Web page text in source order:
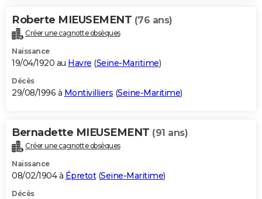
Roberte MIEUSEMENT (76 ans)
Créer une cagnotte obsèques
Naissance
19/04/1920 au Havre (Seine-Maritime)
Décès
29/08/1996 à Montivilliers (Seine-Maritime)
Bernadette MIEUSEMENT (91 ans)
Créer une cagnotte obsèques
Naissance
08/02/1904 à Épretot(Seine-Maritime)
Décès